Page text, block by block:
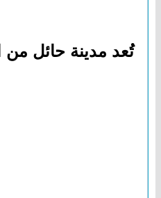
تُعد مدينة حائل من